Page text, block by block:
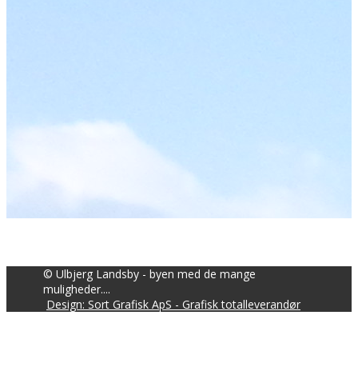
© Ulbjerg Landsby - byen med de mange
muligheder....
Design: Sort Grafisk ApS - Grafisk totalleverandør